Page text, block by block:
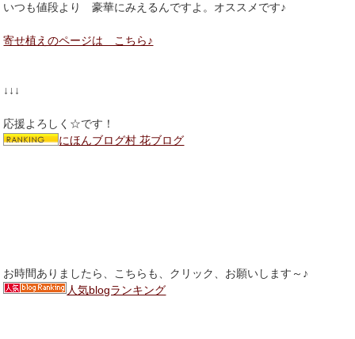
いつも値段より 豪華にみえるんですよ。オススメです♪
寄せ植えのページは こちら♪
↓↓↓
応援よろしく☆です！
にほんブログ村 花ブログ
お時間ありましたら、こちらも、クリック、お願いします～♪
人気blogランキング